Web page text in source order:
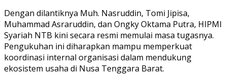
Dengan dilantiknya Muh. Nasruddin, Tomi Jipisa,
Muhammad Asraruddin, dan Ongky Oktama Putra, HIPMI
Syariah NTB kini secara resmi memulai masa tugasnya.
Pengukuhan ini diharapkan mampu memperkuat
koordinasi internal organisasi dalam mendukung
ekosistem usaha di Nusa Tenggara Barat.